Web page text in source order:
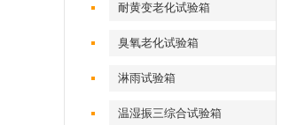
耐黄变老化试验箱
臭氧老化试验箱
淋雨试验箱
温湿振三综合试验箱